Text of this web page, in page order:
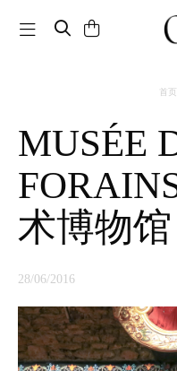
Toggle navigation
首页
MUSÉE DES ARTS
术博物馆
28/06/2016